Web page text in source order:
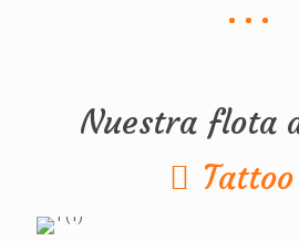
Nuestra flota
Tattoo